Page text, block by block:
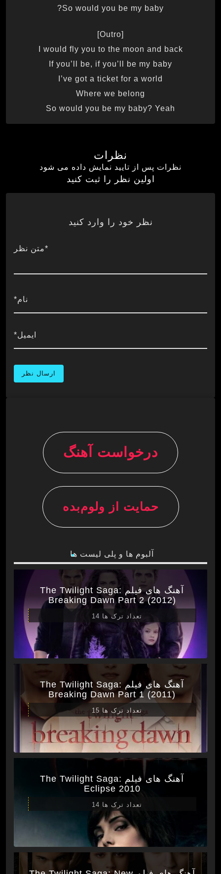
So would you be my baby?
[Outro]
I would fly you to the moon and back
If you’ll be, if you’ll be my baby
I’ve got a ticket for a world
Where we belong
So would you be my baby? Yeah
نظرات
نظرات پس از تایید نمایش داده می شود
اولین نظر را ثبت کنید
نظر خود را وارد کنید
*متن نظر
نام*
ایمیل*
درخواست آهنگ
حمایت از ولوم‌بده
آلبوم ها و پلی لیست ها
آهنگ های فیلم The Twilight Saga:
Breaking Dawn Part 2 (2012)
تعداد ترک ها 14
آهنگ های فیلم The Twilight Saga:
Breaking Dawn Part 1 (2011)
تعداد ترک ها 15
آهنگ های فیلم The Twilight Saga:
Eclipse 2010
تعداد ترک ها 14